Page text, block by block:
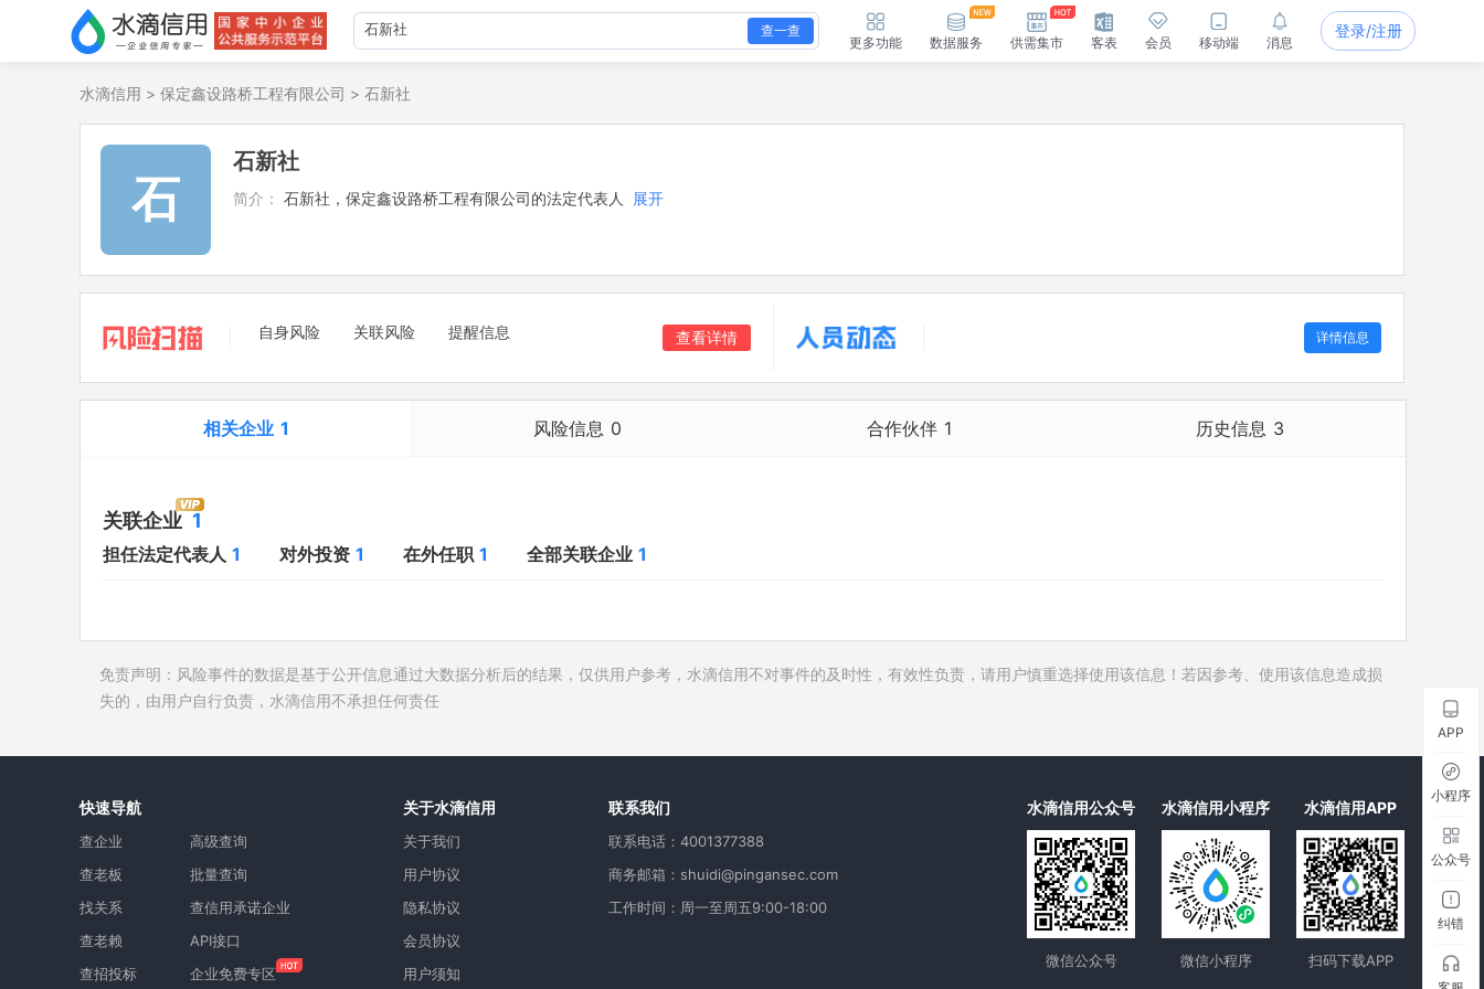
查一查
更多功能 数据服务 供需集市 客表 会员 移动端 消息
登录/注册
水滴信用 > 保定鑫设路桥工程有限公司 > 石新社
石
石新社
简介： 石新社，保定鑫设路桥工程有限公司的法定代表人 展开
自身风险 关联风险 提醒信息 查看详情 详情信息
相关企业 1
对外投资 1
在外任职 1
所属集团
风险信息 0
法院公告
失信被执行人
司法协助
合作伙伴 1 历史信息 3
历史被执行人
历史司法协助
关联企业 1
担任法定代表人 1 对外投资 1 在外任职 1 全部关联企业 1
免责声明：风险事件的数据是基于公开信息通过大数据分析后的结果，仅供用户参考，水滴信用不对事件的及时性，有效性负责，请用户慎重选择使用该信息！若因参考、使用该信息造成损
失的，由用户自行负责，水滴信用不承担任何责任
快速导航
查企业
查老板
找关系
查老赖
查招投标
高级查询
批量查询
查信用承诺企业
API接口
企业免费专区
关于水滴信用
关于我们
用户协议
隐私协议
会员协议
用户须知
联系我们
联系电话：4001377388
商务邮箱：shuidi@pingansec.com
工作时间：周一至周五9:00-18:00
水滴信用公众号
微信公众号
水滴信用小程序
微信小程序
水滴信用APP
扫码下载APP
APP
小程序
公众号
纠错